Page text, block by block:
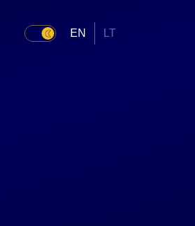
EN LT